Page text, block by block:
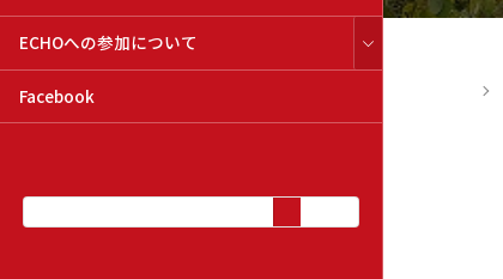
ECHOへの参加について
Facebook